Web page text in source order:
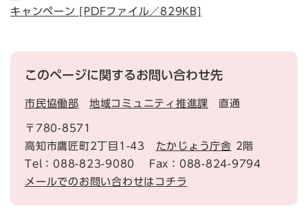
キャンペーン [PDFファイル／829KB]
このページに関するお問い合わせ先
市民協働部 地域コミュニティ推進課 直通
〒780-8571
高知市鷹匠町2丁目1-43 たかじょう庁舎 2階
Tel：088-823-9080
Fax：088-824-9794
メールでのお問い合わせはコチラ